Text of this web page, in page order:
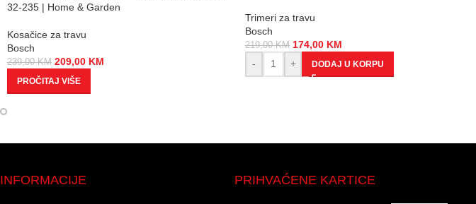
32-235 | Home & Garden
Kosačice za travu
Bosch
239,00KM 209,00 KM
PROČITAJ VIŠE
Trimeri za travu
Bosch
219,00KM 174,00 KM
-
+ DODAJ U KORPU
INFORMACIJE PRIHVAĆENE KARTICE